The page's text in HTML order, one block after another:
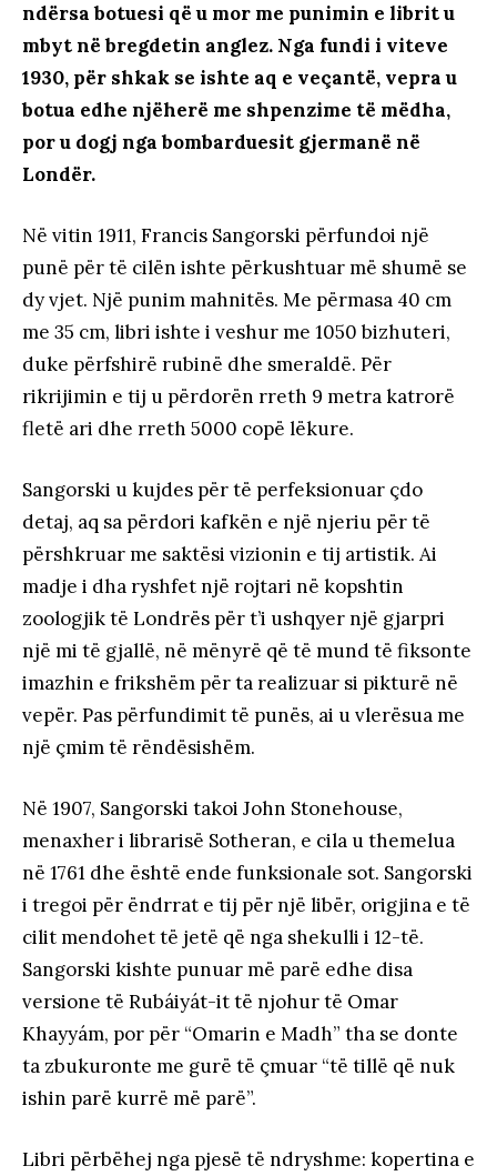
ndërsa botuesi që u mor me punimin e librit u
mbyt në bregdetin anglez. Nga fundi i viteve
1930, për shkak se ishte aq e veçantë, vepra u
botua edhe njëherë me shpenzime të mëdha,
por u dogj nga bombarduesit gjermanë në
Londër.
Në vitin 1911, Francis Sangorski përfundoi një
punë për të cilën ishte përkushtuar më shumë se
dy vjet. Një punim mahnitës. Me përmasa 40 cm
me 35 cm, libri ishte i veshur me 1050 bizhuteri,
duke përfshirë rubinë dhe smeraldë. Për
rikrijimin e tij u përdorën rreth 9 metra katrorë
fletë ari dhe rreth 5000 copë lëkure.
Sangorski u kujdes për të perfeksionuar çdo
detaj, aq sa përdori kafkën e një njeriu për të
përshkruar me saktësi vizionin e tij artistik. Ai
madje i dha ryshfet një rojtari në kopshtin
zoologjik të Londrës për t’i ushqyer një gjarpri
një mi të gjallë, në mënyrë që të mund të fiksonte
imazhin e frikshëm për ta realizuar si pikturë në
vepër. Pas përfundimit të punës, ai u vlerësua me
një çmim të rëndësishëm.
Në 1907, Sangorski takoi John Stonehouse,
menaxher i librarisë Sotheran, e cila u themelua
në 1761 dhe është ende funksionale sot. Sangorski
i tregoi për ëndrrat e tij për një libër, origjina e të
cilit mendohet të jetë që nga shekulli i 12-të.
Sangorski kishte punuar më parë edhe disa
versione të Rubáiyát-it të njohur të Omar
Khayyám, por për “Omarin e Madh” tha se donte
ta zbukuronte me gurë të çmuar “të tillë që nuk
ishin parë kurrë më parë”.
Libri përbëhej nga pjesë të ndryshme: kopertina e